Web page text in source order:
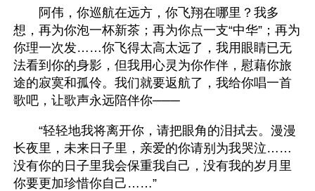
阿伟，你巡航在远方，你飞翔在哪里？我多
想，再为你泡一杯新茶；再为你点一支“中华”；再为
你理一次发……你飞得太高太远了，我用眼睛已无
法看到你的身影，但我用心灵为你作伴，慰藉你旅
途的寂寞和孤伶。我们就要返航了，我给你唱一首
歌吧，让歌声永远陪伴你───
“轻轻地我将离开你，请把眼角的泪拭去。漫漫
长夜里，未来日子里，亲爱的你请别为我哭泣……
没有你的日子里我会保重我自己，没有我的岁月里
你要更加珍惜你自己……”